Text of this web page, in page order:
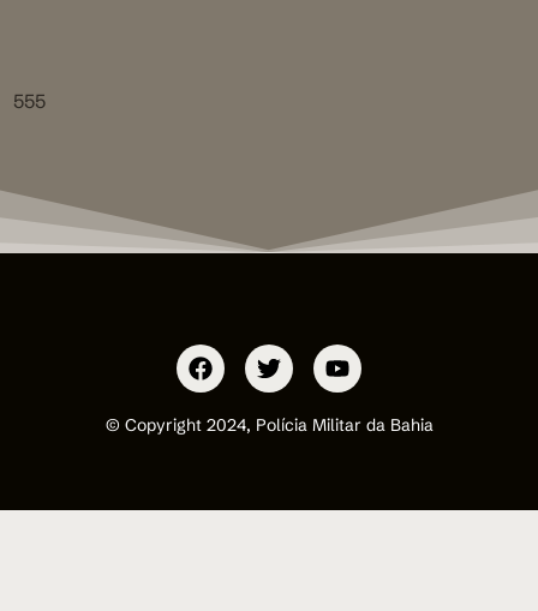
555
© Copyright 2024, Polícia Militar da Bahia